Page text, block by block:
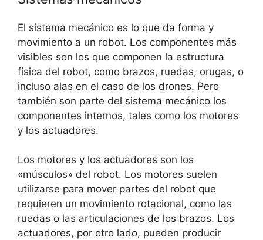
El sistema mecánico es lo que da forma y
movimiento a un robot. Los componentes más
visibles son los que componen la estructura
física del robot, como brazos, ruedas, orugas, o
incluso alas en el caso de los drones. Pero
también son parte del sistema mecánico los
componentes internos, tales como los motores
y los actuadores.
Los motores y los actuadores son los
«músculos» del robot. Los motores suelen
utilizarse para mover partes del robot que
requieren un movimiento rotacional, como las
ruedas o las articulaciones de los brazos. Los
actuadores, por otro lado, pueden producir